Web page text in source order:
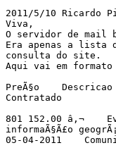
2011/5/10 Ricardo
Viva,
O servidor de mail
Era apenas a lista
consulta do site.
Aqui vai em
PreÃ§o
Contratado
801 152.00 â‚¬
informaÃ§Ã£o
05-04-2011